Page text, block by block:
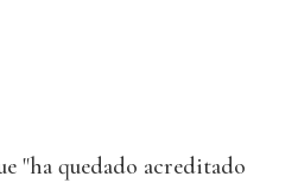
"ha quedado acreditado